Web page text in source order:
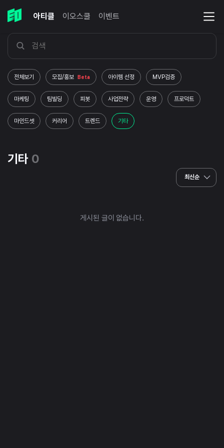
아티클 이오스쿨 이벤트
전체보기 모집/홍보 Beta 아이템 선정 MVP검증
마케팅 팀빌딩 피봇 사업전략 운영 프로덕트
마인드셋 커리어 트렌드 기타
기타 0
최신순
게시된 글이 없습니다.